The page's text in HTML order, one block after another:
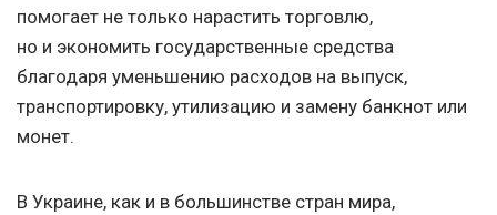
помогает не только нарастить торговлю,
но и экономить государственные средства
благодаря уменьшению расходов на выпуск,
транспортировку, утилизацию и замену банкнот или
монет.
В Украине, как и в большинстве стран мира,